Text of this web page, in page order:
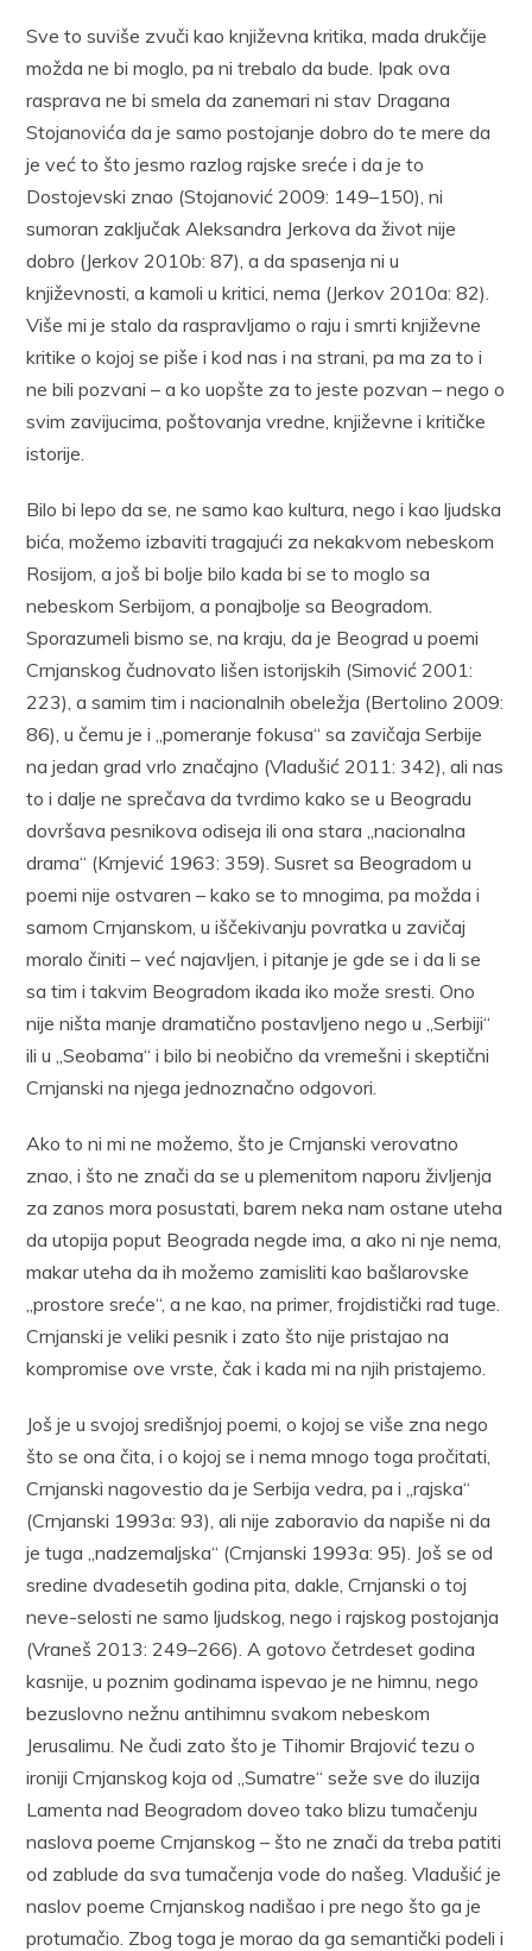
Sve to suviše zvuči kao književna kritika, mada drukčije
možda ne bi moglo, pa ni trebalo da bude. Ipak ova
rasprava ne bi smela da zanemari ni stav Dragana
Stojanovića da je samo postojanje dobro do te mere da
je već to što jesmo razlog rajske sreće i da je to
Dostojevski znao (Stojanović 2009: 149–150), ni
sumoran zaključak Aleksandra Jerkova da život nije
dobro (Jerkov 2010b: 87), a da spasenja ni u
književnosti, a kamoli u kritici, nema (Jerkov 2010a: 82).
Više mi je stalo da raspravljamo o raju i smrti književne
kritike o kojoj se piše i kod nas i na strani, pa ma za to i
ne bili pozvani – a ko uopšte za to jeste pozvan – nego o
svim zavijucima, poštovanja vredne, književne i kritičke
istorije.
Bilo bi lepo da se, ne samo kao kultura, nego i kao ljudska
bića, možemo izbaviti tragajući za nekakvom nebeskom
Rosijom, a još bi bolje bilo kada bi se to moglo sa
nebeskom Serbijom, a ponajbolje sa Beogradom.
Sporazumeli bismo se, na kraju, da je Beograd u poemi
Crnjanskog čudnovato lišen istorijskih (Simović 2001:
223), a samim tim i nacionalnih obeležja (Bertolino 2009:
86), u čemu je i „pomeranje fokusa“ sa zavičaja Serbije
na jedan grad vrlo značajno (Vladušić 2011: 342), ali nas
to i dalje ne sprečava da tvrdimo kako se u Beogradu
dovršava pesnikova odiseja ili ona stara „nacionalna
drama“ (Krnjević 1963: 359). Susret sa Beogradom u
poemi nije ostvaren – kako se to mnogima, pa možda i
samom Crnjanskom, u iščekivanju povratka u zavičaj
moralo činiti – već najavljen, i pitanje je gde se i da li se
sa tim i takvim Beogradom ikada iko može sresti. Ono
nije ništa manje dramatično postavljeno nego u „Serbiji“
ili u „Seobama“ i bilo bi neobično da vremešni i skeptični
Crnjanski na njega jednoznačno odgovori.
Ako to ni mi ne možemo, što je Crnjanski verovatno
znao, i što ne znači da se u plemenitom naporu življenja
za zanos mora posustati, barem neka nam ostane uteha
da utopija poput Beograda negde ima, a ako ni nje nema,
makar uteha da ih možemo zamisliti kao bašlarovske
„prostore sreće“, a ne kao, na primer, frojdistički rad tuge.
Crnjanski je veliki pesnik i zato što nije pristajao na
kompromise ove vrste, čak i kada mi na njih pristajemo.
Još je u svojoj središnjoj poemi, o kojoj se više zna nego
što se ona čita, i o kojoj se i nema mnogo toga pročitati,
Crnjanski nagovestio da je Serbija vedra, pa i „rajska“
(Crnjanski 1993a: 93), ali nije zaboravio da napiše ni da
je tuga „nadzemaljska“ (Crnjanski 1993a: 95). Još se od
sredine dvadesetih godina pita, dakle, Crnjanski o toj
neve-selosti ne samo ljudskog, nego i rajskog postojanja
(Vraneš 2013: 249–266). A gotovo četrdeset godina
kasnije, u poznim godinama ispevao je ne himnu, nego
bezuslovno nežnu antihimnu svakom nebeskom
Jerusalimu. Ne čudi zato što je Tihomir Brajović tezu o
ironiji Crnjanskog koja od „Sumatre“ seže sve do iluzija
Lamenta nad Beogradom doveo tako blizu tumačenju
naslova poeme Crnjanskog – što ne znači da treba patiti
od zablude da sva tumačenja vode do našeg. Vladušić je
naslov poeme Crnjanskog nadišao i pre nego što ga je
protumačio. Zbog toga je morao da ga semantički podeli i